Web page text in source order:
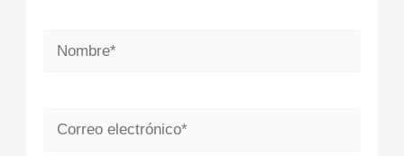
Nombre*
Correo